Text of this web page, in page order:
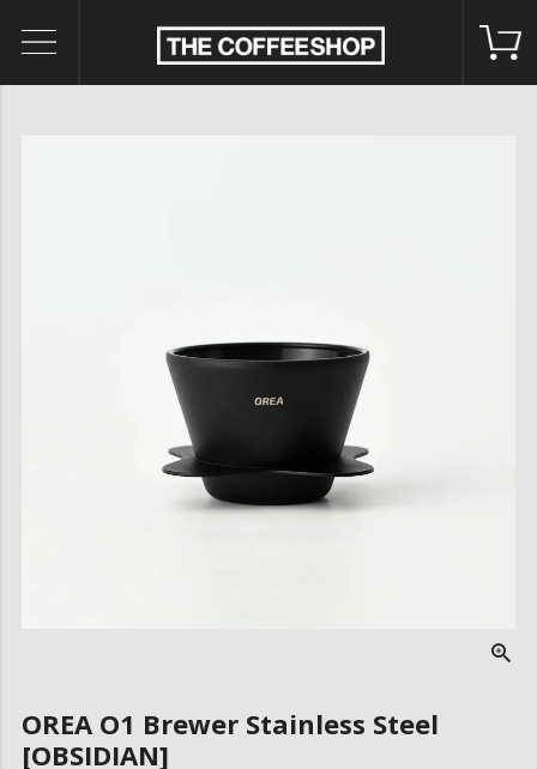
OREA O1 Brewer Stainless Steel
[OBSIDIAN]